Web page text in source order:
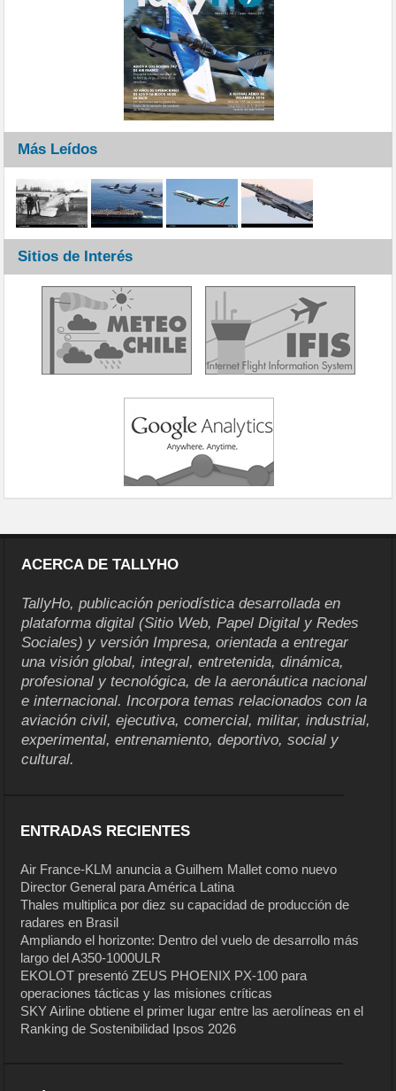
Más Leídos
Sitios de Interés
ACERCA DE TALLYHO
TallyHo, publicación periodística desarrollada en
plataforma digital (Sitio Web, Papel Digital y Redes
Sociales) y versión Impresa, orientada a entregar
una visión global, integral, entretenida, dinámica,
profesional y tecnológica, de la aeronáutica nacional
e internacional. Incorpora temas relacionados con la
aviación civil, ejecutiva, comercial, militar, industrial,
experimental, entrenamiento, deportivo, social y
cultural.
ENTRADAS RECIENTES
Air France-KLM anuncia a Guilhem Mallet como nuevo
Director General para América Latina
Thales multiplica por diez su capacidad de producción de
radares en Brasil
Ampliando el horizonte: Dentro del vuelo de desarrollo más
largo del A350-1000ULR
EKOLOT presentó ZEUS PHOENIX PX-100 para
operaciones tácticas y las misiones críticas
SKY Airline obtiene el primer lugar entre las aerolíneas en el
Ranking de Sostenibilidad Ipsos 2026